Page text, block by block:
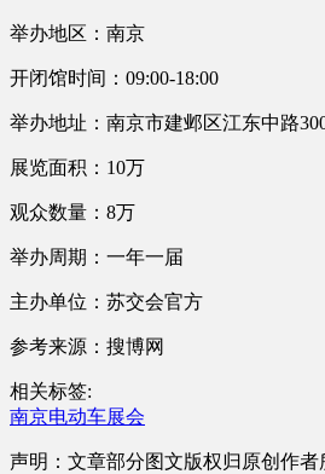
举办地区：南京
开闭馆时间：09:00-18:00
举办地址：南京市建邺区江东中路
展览面积：10万
观众数量：8万
举办周期：一年一届
主办单位：苏交会官方
参考来源：搜博网
相关标签:
南京电动车展会
声明：文章部分图文版权归原创作